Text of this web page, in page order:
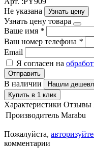
Не указана
Узнать цену
Узнать цену товара
Ваше имя *
Ваш номер телефона *
Email
Я согласен на
Отправить
В наличии
Нашли
Купить в 1 клик
Характеристики Отзывы
Производитель Marabu
Пожалуйста,
комментарии